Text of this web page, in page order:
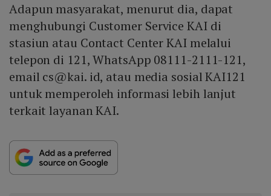
Adapun masyarakat, menurut dia, dapat
menghubungi Customer Service KAI di
stasiun atau Contact Center KAI melalui
telepon di 121, WhatsApp 08111-2111-121,
email cs@kai. id, atau media sosial KAI121
untuk memperoleh informasi lebih lanjut
terkait layanan KAI.